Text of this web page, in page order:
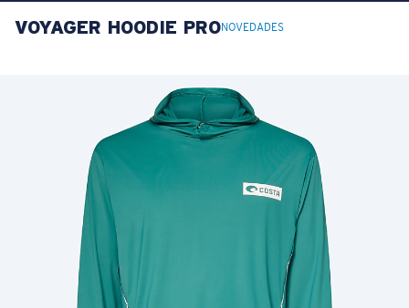
OBJETIVO ACTUALIZADO¡AGREGADO AL CARRITO!
Cantidad:
Precio:
Cantidad:
VOYAGER HOODIE PRONOVEDADES